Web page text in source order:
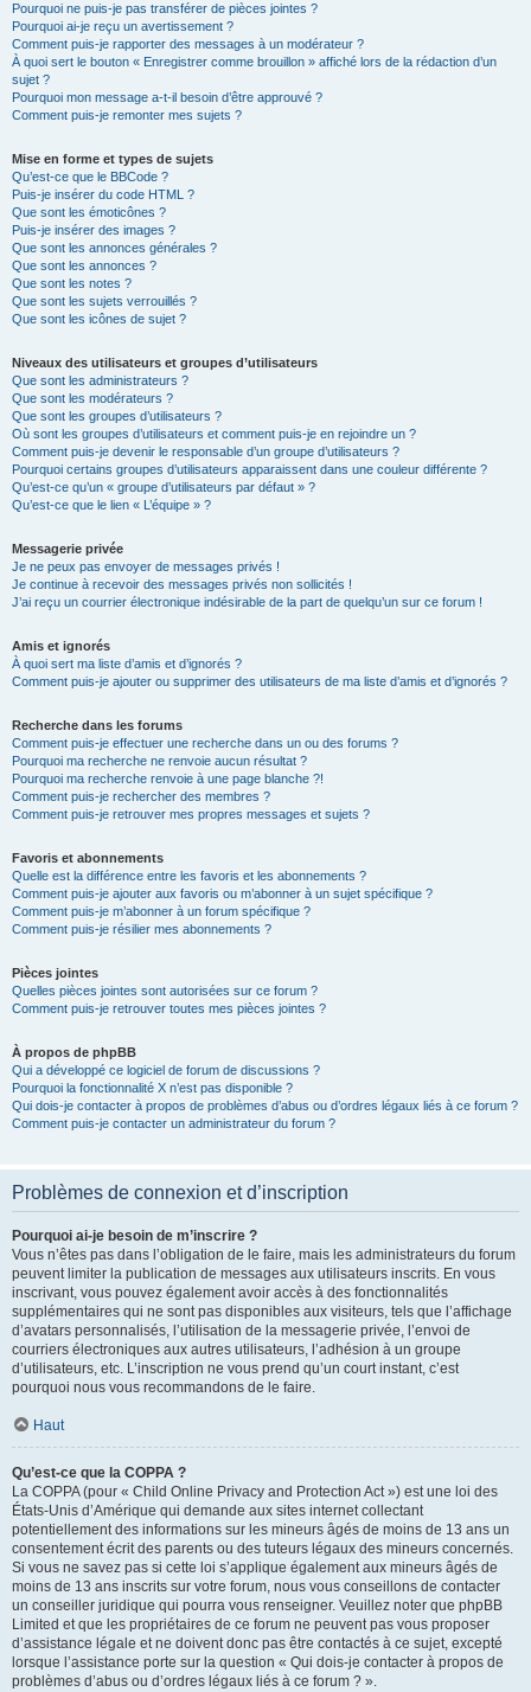
Pourquoi ne puis-je pas transférer de pièces jointes ?
Pourquoi ai-je reçu un avertissement ?
Comment puis-je rapporter des messages à un modérateur ?
À quoi sert le bouton « Enregistrer comme brouillon » affiché lors de la rédaction d’un
sujet ?
Pourquoi mon message a-t-il besoin d’être approuvé ?
Comment puis-je remonter mes sujets ?
Mise en forme et types de sujets
Qu’est-ce que le BBCode ?
Puis-je insérer du code HTML ?
Que sont les émoticônes ?
Puis-je insérer des images ?
Que sont les annonces générales ?
Que sont les annonces ?
Que sont les notes ?
Que sont les sujets verrouillés ?
Que sont les icônes de sujet ?
Niveaux des utilisateurs et groupes d’utilisateurs
Que sont les administrateurs ?
Que sont les modérateurs ?
Que sont les groupes d’utilisateurs ?
Où sont les groupes d’utilisateurs et comment puis-je en rejoindre un ?
Comment puis-je devenir le responsable d’un groupe d’utilisateurs ?
Pourquoi certains groupes d’utilisateurs apparaissent dans une couleur différente ?
Qu’est-ce qu’un « groupe d’utilisateurs par défaut » ?
Qu’est-ce que le lien « L’équipe » ?
Messagerie privée
Je ne peux pas envoyer de messages privés !
Je continue à recevoir des messages privés non sollicités !
J’ai reçu un courrier électronique indésirable de la part de quelqu’un sur ce forum !
Amis et ignorés
À quoi sert ma liste d’amis et d’ignorés ?
Comment puis-je ajouter ou supprimer des utilisateurs de ma liste d’amis et d’ignorés ?
Recherche dans les forums
Comment puis-je effectuer une recherche dans un ou des forums ?
Pourquoi ma recherche ne renvoie aucun résultat ?
Pourquoi ma recherche renvoie à une page blanche ?!
Comment puis-je rechercher des membres ?
Comment puis-je retrouver mes propres messages et sujets ?
Favoris et abonnements
Quelle est la différence entre les favoris et les abonnements ?
Comment puis-je ajouter aux favoris ou m’abonner à un sujet spécifique ?
Comment puis-je m’abonner à un forum spécifique ?
Comment puis-je résilier mes abonnements ?
Pièces jointes
Quelles pièces jointes sont autorisées sur ce forum ?
Comment puis-je retrouver toutes mes pièces jointes ?
À propos de phpBB
Qui a développé ce logiciel de forum de discussions ?
Pourquoi la fonctionnalité X n’est pas disponible ?
Qui dois-je contacter à propos de problèmes d’abus ou d’ordres légaux liés à ce forum ?
Comment puis-je contacter un administrateur du forum ?
Problèmes de connexion et d’inscription
Pourquoi ai-je besoin de m’inscrire ?
Vous n’êtes pas dans l’obligation de le faire, mais les administrateurs du forum
peuvent limiter la publication de messages aux utilisateurs inscrits. En vous
inscrivant, vous pouvez également avoir accès à des fonctionnalités
supplémentaires qui ne sont pas disponibles aux visiteurs, tels que l’affichage
d’avatars personnalisés, l’utilisation de la messagerie privée, l’envoi de
courriers électroniques aux autres utilisateurs, l’adhésion à un groupe
d’utilisateurs, etc. L’inscription ne vous prend qu’un court instant, c’est
pourquoi nous vous recommandons de le faire.
Haut
Qu’est-ce que la COPPA ?
La COPPA (pour « Child Online Privacy and Protection Act ») est une loi des
États-Unis d’Amérique qui demande aux sites internet collectant
potentiellement des informations sur les mineurs âgés de moins de 13 ans un
consentement écrit des parents ou des tuteurs légaux des mineurs concernés.
Si vous ne savez pas si cette loi s’applique également aux mineurs âgés de
moins de 13 ans inscrits sur votre forum, nous vous conseillons de contacter
un conseiller juridique qui pourra vous renseigner. Veuillez noter que phpBB
Limited et que les propriétaires de ce forum ne peuvent pas vous proposer
d’assistance légale et ne doivent donc pas être contactés à ce sujet, excepté
lorsque l’assistance porte sur la question « Qui dois-je contacter à propos de
problèmes d’abus ou d’ordres légaux liés à ce forum ? ».